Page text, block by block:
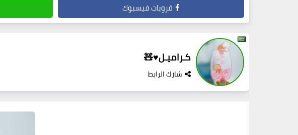
قروبات فيسبوك
كـراميـل♥🧸
شارك الرابط